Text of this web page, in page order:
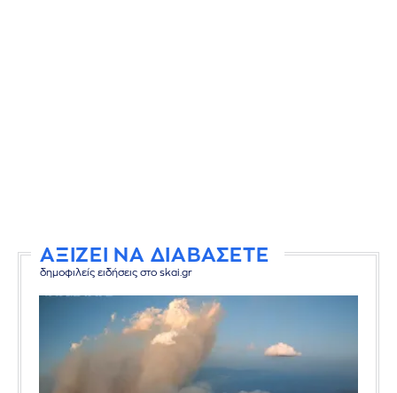
ΑΞΙΖΕΙ ΝΑ ΔΙΑΒΑΣΕΤΕ
δημοφιλείς ειδήσεις στο skai.gr